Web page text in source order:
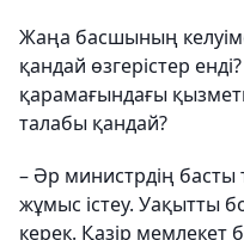
Жаңа басшының
қандай өзгерістер
қарамағындағы
талабы қандай?
– Әр министрдің басты
жұмыс істеу. Уақытты
керек. Қазір